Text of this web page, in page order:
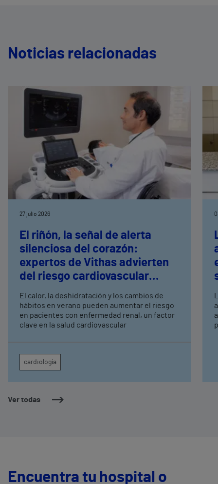
Noticias relacionadas
Ver todas
27 julio 2026
El riñón, la señal de alerta
silenciosa del corazón:
expertos de Vithas advierten
del riesgo cardiovascular
oculto
El calor, la deshidratación y los cambios de
hábitos en verano pueden aumentar el riesgo
en pacientes con enfermedad renal, un factor
clave en la salud cardiovascular
cardiología
Encuentra tu hospital o